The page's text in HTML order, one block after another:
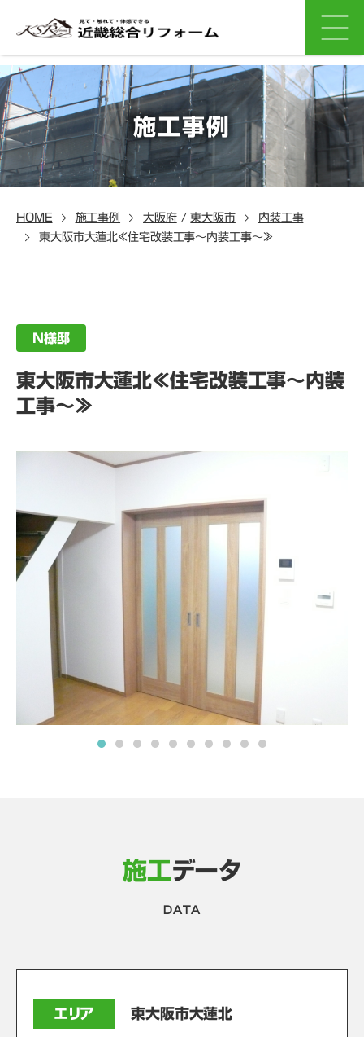
施工事例
HOME 施工事例 大阪府/東大阪市
内装工事
東大阪市大蓮北≪住宅改装工事～内装工事～≫
N様邸
東大阪市大蓮北≪住宅改装工事～内装
工事～≫
施工データ
DATA
エリア 東大阪市大蓮北